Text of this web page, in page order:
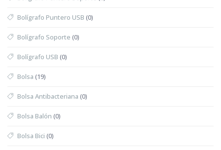
Bolígrafo Puntero USB (0)
Bolígrafo Soporte (0)
Bolígrafo USB (0)
Bolsa (19)
Bolsa Antibacteriana (0)
Bolsa Balón (0)
Bolsa Bici (0)